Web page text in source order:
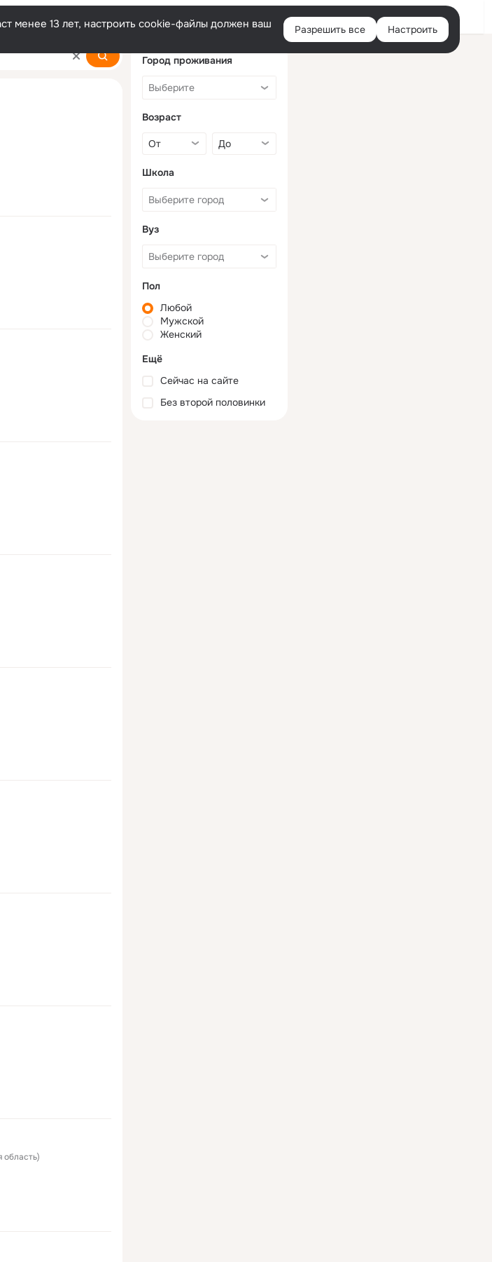
Войти
менее 13 лет, настроить cookie-файлы должен ваш
Разрешить все Настроить
область)
Город проживания
Возраст
Школа
Вуз
Пол
Любой
Мужской
Женский
Ещё
Сейчас на сайте
Без второй половинки